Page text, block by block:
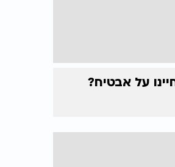
על אבטיח?